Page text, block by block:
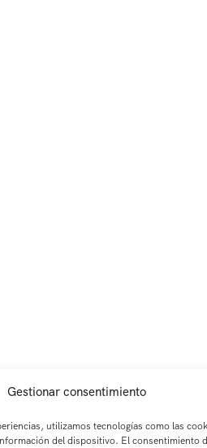
Gestionar consentimiento
utilizamos tecnologías como las
del dispositivo. El consentimiento